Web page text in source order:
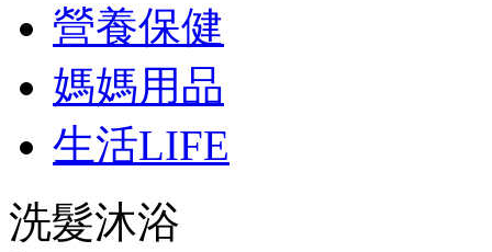
營養保健
媽媽用品
生活LIFE
洗髮沐浴